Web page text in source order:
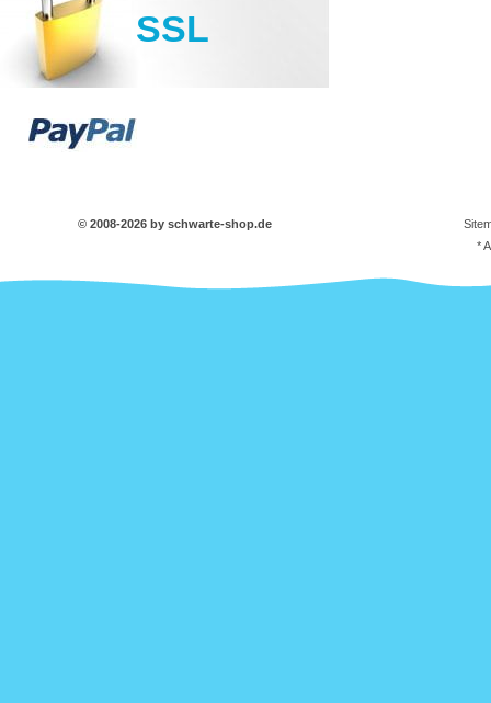
SSL
© 2008-2026 by schwarte-shop.de
*